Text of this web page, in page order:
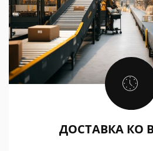
ДОСТАВКА КО